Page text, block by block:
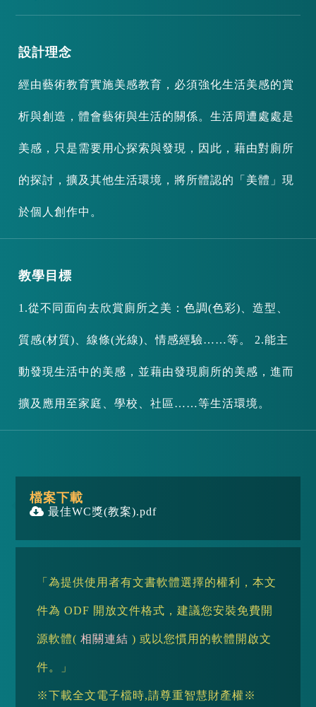
設計理念
經由藝術教育實施美感教育，必須強化生活美感的賞
析與創造，體會藝術與生活的關係。生活周遭處處是
美感，只是需要用心探索與發現，因此，藉由對廁所
的探討，擴及其他生活環境，將所體認的「美體」現
於個人創作中。
教學目標
1.從不同面向去欣賞廁所之美：色調(色彩)、造型、
質感(材質)、線條(光線)、情感經驗……等。 2.能主
動發現生活中的美感，並藉由發現廁所的美感，進而
擴及應用至家庭、學校、社區……等生活環境。
檔案下載
最佳WC獎(教案).pdf
「為提供使用者有文書軟體選擇的權利，本文
件為 ODF 開放文件格式，建議您安裝免費開
源軟體(相關連結 ) 或以您慣用的軟體開啟文
件。」
※下載全文電子檔時,請尊重智慧財產權※